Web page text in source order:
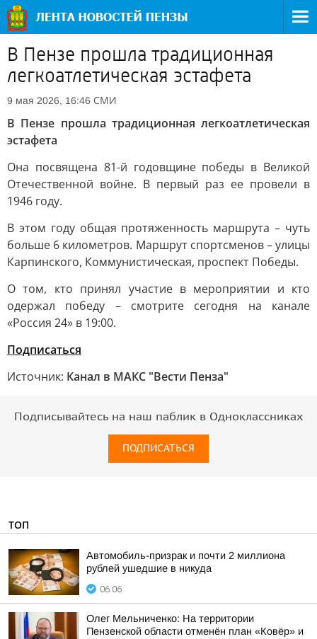
В Пензе прошла традиционная
легкоатлетическая эстафета
9 мая 2026, 16:46 СМИ
В Пензе прошла традиционная легкоатлетическая
эстафета
Она посвящена 81-й годовщине победы в Великой
Отечественной войне. В первый раз ее провели в
1946 году.
В этом году общая протяженность маршрута – чуть
больше 6 километров. Маршрут спортсменов – улицы
Карпинского, Коммунистическая, проспект Победы.
О том, кто принял участие в мероприятии и кто
одержал победу – смотрите сегодня на канале
«Россия 24» в 19:00.
Подписаться
Источник: Канал в МАКС "Вести Пенза"
Подписывайтесь на наш паблик в Одноклассниках
ПОДПИСАТЬСЯ
ТОП
Автомобиль-призрак и почти 2 миллиона
рублей ушедшие в никуда
06:06
Олег Мельниченко: На территории
Пензенской области отменён план «Ковёр» и